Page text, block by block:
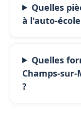
Quelles
à l'auto-école
Quelles
Champs-
?